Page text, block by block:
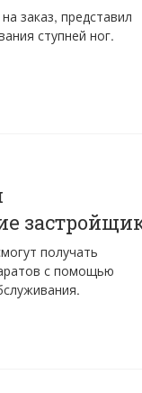
заказ, представил
ступней ног.
получать
с помощью